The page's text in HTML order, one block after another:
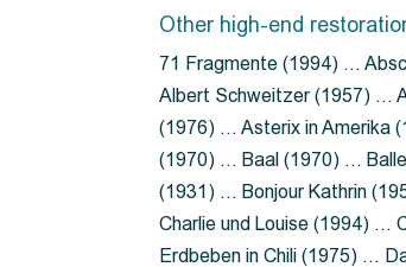
Other high-end
71 Fragmente (1994) …
Albert Schweitzer (1957) …
(1976) … Asterix in Amerika
(1970) … Baal (1970) …
(1931) … Bonjour Kathrin
Charlie und Louise (1994) …
Erdbeben in Chili (1975) …